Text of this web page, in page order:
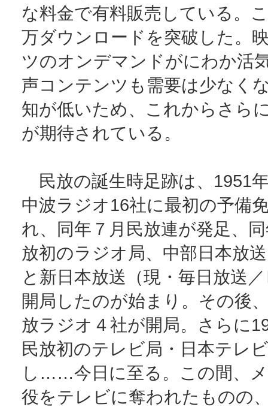
な料金で有料販売している。
万ダウンロードを突破した。
ツのオンデマンドがにわか活
声コンテンツも需要は少なく
知が低いため、これからさら
が期待されている。
民放の誕生時足跡は、1951
中波ラジオ16社に最初の予備
れ、同年７月民放連が発足、
放初のラジオ局、中部日本放
と新日本放送（現・毎日放送
開局したのが始まり。その後
放ラジオ４社が開局。さらに
民放初のテレビ局・日本テレ
し……今日に至る。この間、
役をテレビに奪われたものの